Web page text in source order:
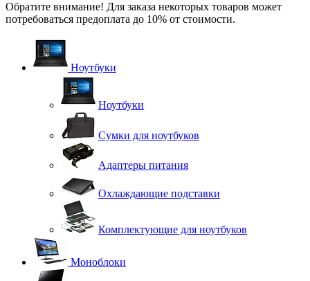
Обратите внимание! Для заказа некоторых товаров может
потребоваться предоплата до 10% от стоимости.
Ноутбуки
Ноутбуки
Сумки для ноутбуков
Адаптеры питания
Охлаждающие подставки
Комплектующие для ноутбуков
Моноблоки